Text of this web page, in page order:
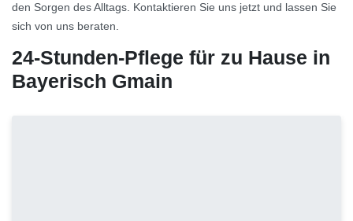
den Sorgen des Alltags. Kontaktieren Sie uns jetzt und lassen Sie
sich von uns beraten.
24-Stunden-Pflege für zu Hause in
Bayerisch Gmain